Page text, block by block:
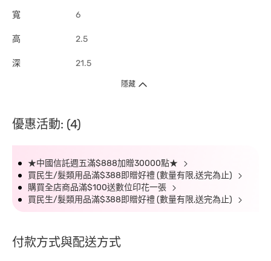
寬 6
高 2.5
深 21.5
隱藏
優惠活動: (4)
★中國信託週五滿$888加贈30000點★
買民生/髮類用品滿$388即贈好禮 (數量有限,送完為止)
購買全店商品滿$100送數位印花一張
買民生/髮類用品滿$388即贈好禮 (數量有限,送完為止)
付款方式與配送方式